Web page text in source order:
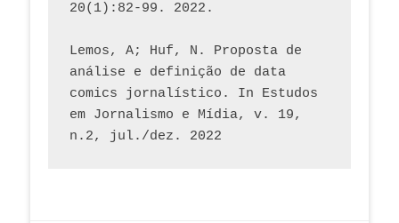
20(1):82-99. 2022.
Lemos, A; Huf, N. Proposta de
análise e definição de data
comics jornalístico. In Estudos
em Jornalismo e Mídia, v. 19,
n.2, jul./dez. 2022